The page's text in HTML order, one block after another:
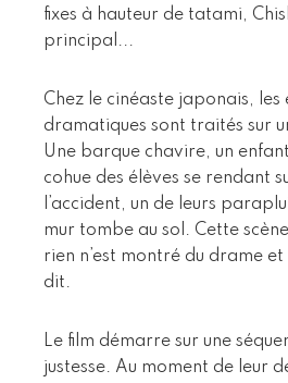
fixes à hauteur de tatami,
principal...
Chez le cinéaste japonais, les
dramatiques sont traités sur
Une barque chavire, un
cohue des élèves se rendant
l’accident, un de leurs
mur tombe au sol. Cette
rien n’est montré du drame
dit.
Le film démarre sur une
justesse. Au moment de leur